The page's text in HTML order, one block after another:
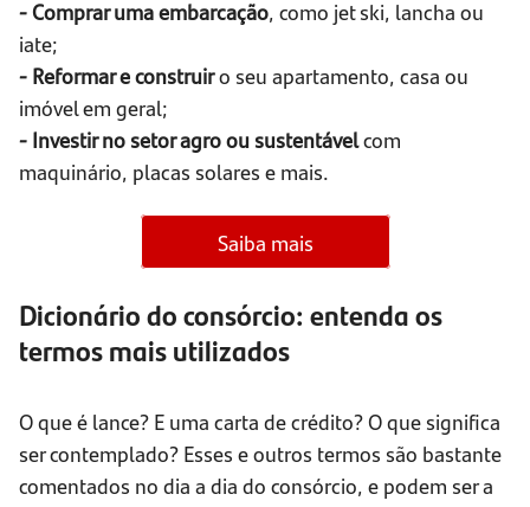
- Comprar uma embarcação, como jet ski, lancha ou
iate;
- Reformar e construiro seu apartamento, casa ou
imóvel em geral;
- Investir no setor agro ou sustentávelcom
maquinário, placas solares e mais.
Saiba mais
Dicionário do consórcio: entenda os
termos mais utilizados
O que é lance? E uma carta de crédito? O que significa
ser contemplado? Esses e outros termos são bastante
comentados no dia a dia do consórcio, e podem ser a